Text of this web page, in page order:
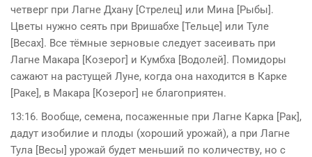
четверг при Лагне Дхану [Стрелец] или Мина [Рыбы].
Цветы нужно сеять при Вришабхе [Тельце] или Туле
[Весах]. Все тёмные зерновые следует засеивать при
Лагне Макара [Козерог] и Кумбха [Водолей]. Помидоры
сажают на растущей Луне, когда она находится в Карке
[Раке], в Макара [Козерог] не благоприятен.
13:16. Вообще, семена, посаженные при Лагне Карка [Рак],
дадут изобилие и плоды (хороший урожай), а при Лагне
Тула [Весы] урожай будет меньший по количеству, но c